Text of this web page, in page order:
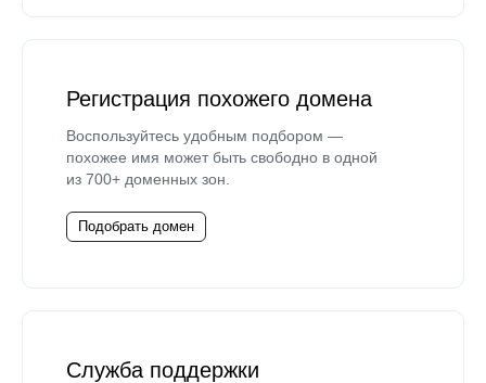
Регистрация похожего домена
Воспользуйтесь удобным подбором —
похожее имя может быть свободно в одной
из 700+ доменных зон.
Подобрать домен
Служба поддержки